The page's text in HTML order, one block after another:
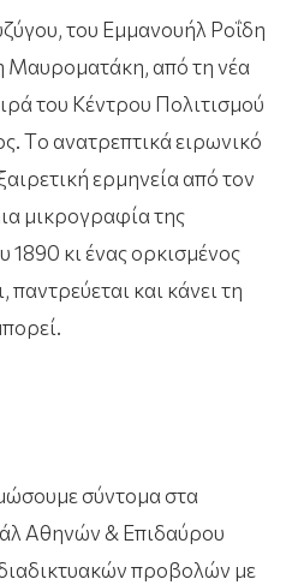
του Εμμανουήλ Ροΐδη
από τηνέα
του Κέντρου Πολιτισμού
Τo ανατρεπτικά ειρωνικό
ερμηνεία από τον
μικρογραφία της
1890 κι ένας ορκισμένος
και κάνει τη
σύντομα στα
Αθηνών & Επιδαύρου
διαδικτυακών προβολών με